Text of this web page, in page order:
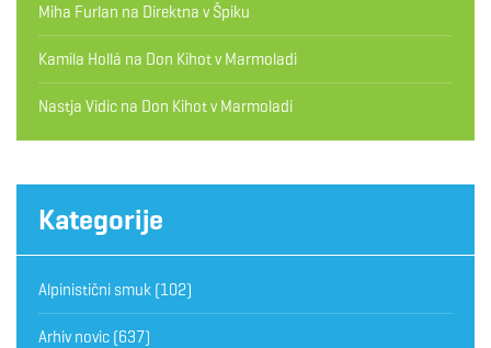
Miha Furlan na Direktna v Špiku
Kamila Hollá na Don Kihot v Marmoladi
Nastja Vidic na Don Kihot v Marmoladi
Kategorije
Alpinistični smuk (102)
Arhiv novic (637)